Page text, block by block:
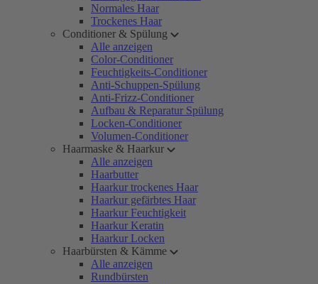
Normales Haar
Trockenes Haar
Conditioner & Spülung
Alle anzeigen
Color-Conditioner
Feuchtigkeits-Conditioner
Anti-Schuppen-Spülung
Anti-Frizz-Conditioner
Aufbau & Reparatur Spülung
Locken-Conditioner
Volumen-Conditioner
Haarmaske & Haarkur
Alle anzeigen
Haarbutter
Haarkur trockenes Haar
Haarkur gefärbtes Haar
Haarkur Feuchtigkeit
Haarkur Keratin
Haarkur Locken
Haarbürsten & Kämme
Alle anzeigen
Rundbürsten